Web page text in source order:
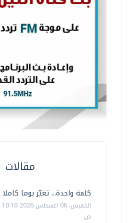
مقالات
كلمة واحدة... تغيّر يوما كاملا
الخميس، 06 اغسطس 2026 10:10
ص